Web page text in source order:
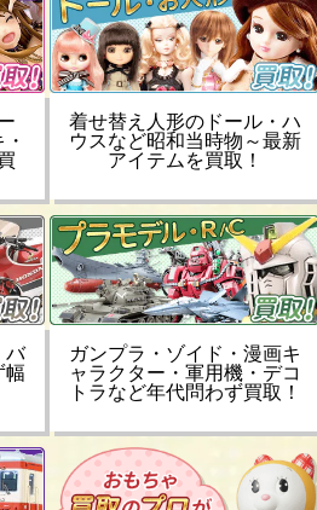
着せ替え人形のドール・ハ
ウスなど昭和当時物～最新
アイテムを買取！
バ
幅
ガンプラ・ゾイド・漫画キ
ャラクター・軍用機・デコ
トラなど年代問わず買取！